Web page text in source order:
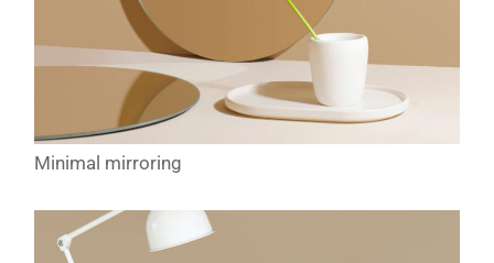
Minimal mirroring